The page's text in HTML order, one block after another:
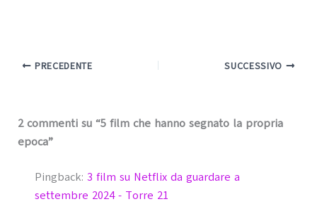
PRECEDENTE SUCCESSIVO
2 commenti su “5 film che hanno segnato la propria
epoca”
Pingback: 3 film su Netflix da guardare a
settembre 2024 - Torre 21